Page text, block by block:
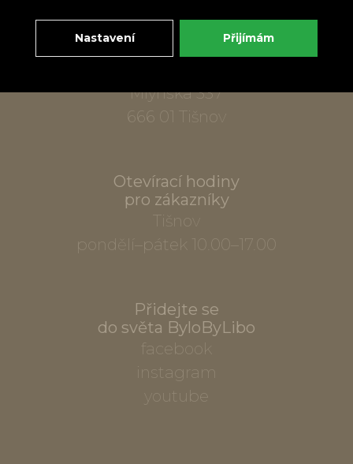
Setkejme se:
Mlýnská 337
666 01 Tišnov
Otevírací hodiny
pro zákazníky
Tišnov
pondělí–pátek 10.00–17.00
Přidejte se
do světa ByloByLibo
facebook
instagram
youtube
Nastavení Přijímám